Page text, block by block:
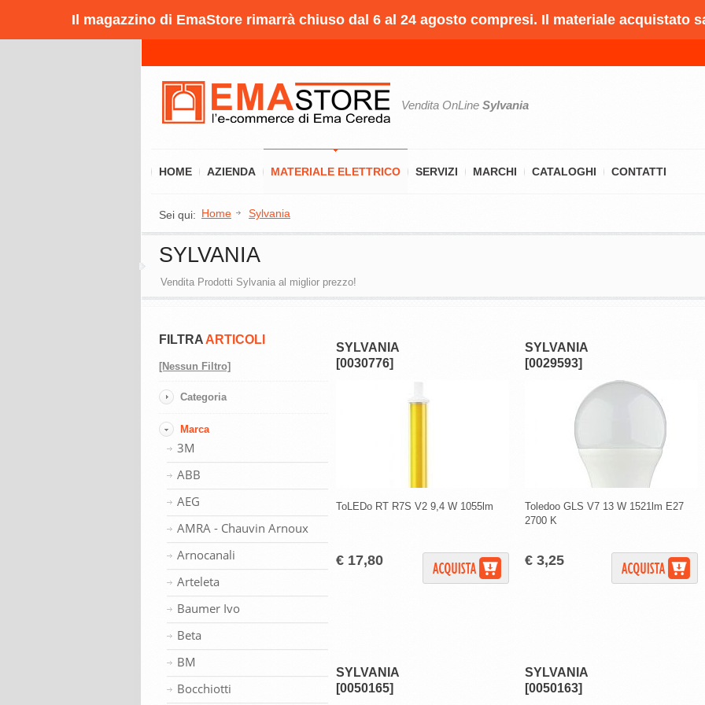
Il magazzino di EmaStore rimarrà chiuso dal 6 al 24 agosto compresi. Il materiale acquistato
Vendita OnLine Sylvania
HOME AZIENDA MATERIALE ELETTRICO SERVIZI MARCHI CATALOGHI CONTATTI
Sei qui: Home Sylvania
SYLVANIA
Vendita Prodotti Sylvania al miglior prezzo!
FILTRAARTICOLI
[Nessun Filtro]
Categoria
Marca
3M
ABB
AEG
AMRA - Chauvin Arnoux
Arnocanali
Arteleta
Baumer Ivo
Beta
BM
Bocchiotti
SYLVANIA
[0030776]
ToLEDo RT R7S V2 9,4 W 1055lm
€ 17,80
SYLVANIA
[0029593]
Toledoo GLS V7 13 W 1521lm E27
2700 K
€ 3,25
SYLVANIA
[0050165]
SYLVANIA
[0050163]